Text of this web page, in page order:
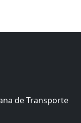
de Transporte